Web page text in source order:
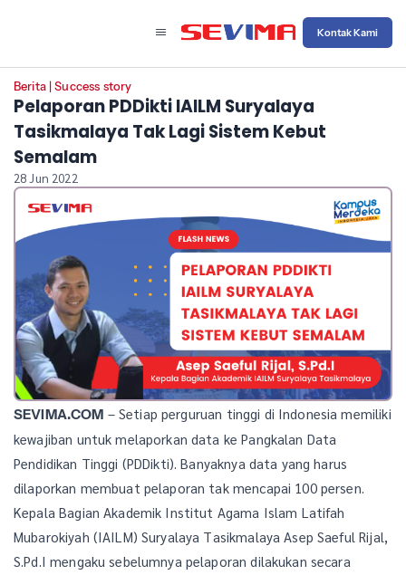
Kontak Kami
Berita|Success story
Pelaporan PDDikti IAILM Suryalaya
Tasikmalaya Tak Lagi Sistem Kebut
Semalam
28 Jun 2022
SEVIMA.COM – Setiap perguruan tinggi di Indonesia memiliki
kewajiban untuk melaporkan data ke Pangkalan Data
Pendidikan Tinggi (PDDikti). Banyaknya data yang harus
dilaporkan membuat pelaporan tak mencapai 100 persen.
Kepala Bagian Akademik Institut Agama Islam Latifah
Mubarokiyah (IAILM) Suryalaya Tasikmalaya Asep Saeful Rijal,
S.Pd.I mengaku sebelumnya pelaporan dilakukan secara